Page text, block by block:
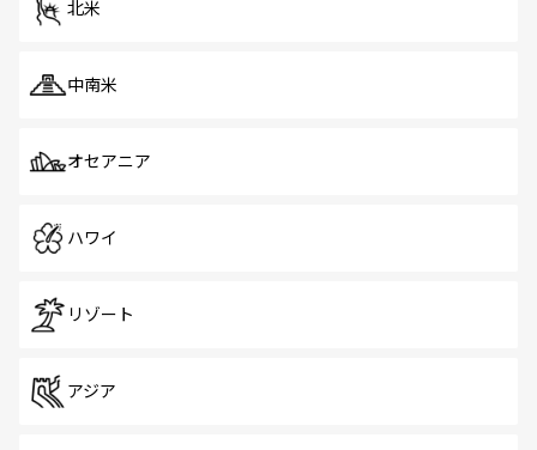
北米
中南米
オセアニア
ハワイ
リゾート
アジア